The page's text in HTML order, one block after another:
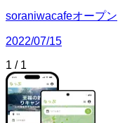
soraniwacafeオープン
2022/07/15
1 / 1